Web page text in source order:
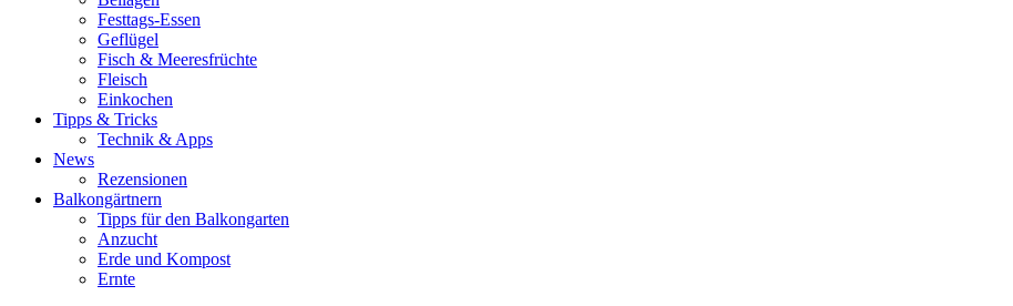
Festtags-Essen
Geflügel
Fisch & Meeresfrüchte
Fleisch
Einkochen
Tipps & Tricks
Technik & Apps
News
Rezensionen
Balkongärtnern
Tipps für den Balkongarten
Anzucht
Erde und Kompost
Ernte